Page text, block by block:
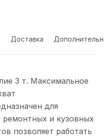
Доставка
З т. Максимальное
для
и кузовных
позволяет работать